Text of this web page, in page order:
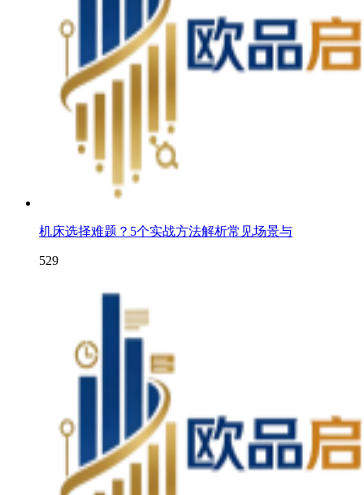
机床选择难题？5个实战方法解析常见场景与
529